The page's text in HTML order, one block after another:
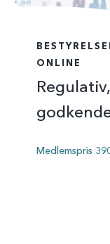
ONLINE
Medlemspris